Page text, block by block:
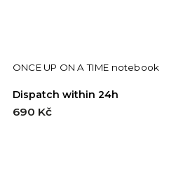
ONCE UP ON A TIME notebook
Dispatch within 24h
690 Kč